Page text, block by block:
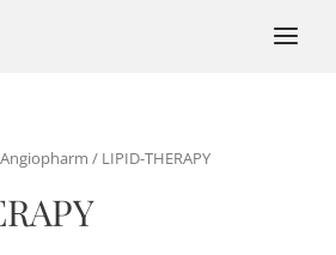
Angiopharm / LIPID-THERAPY